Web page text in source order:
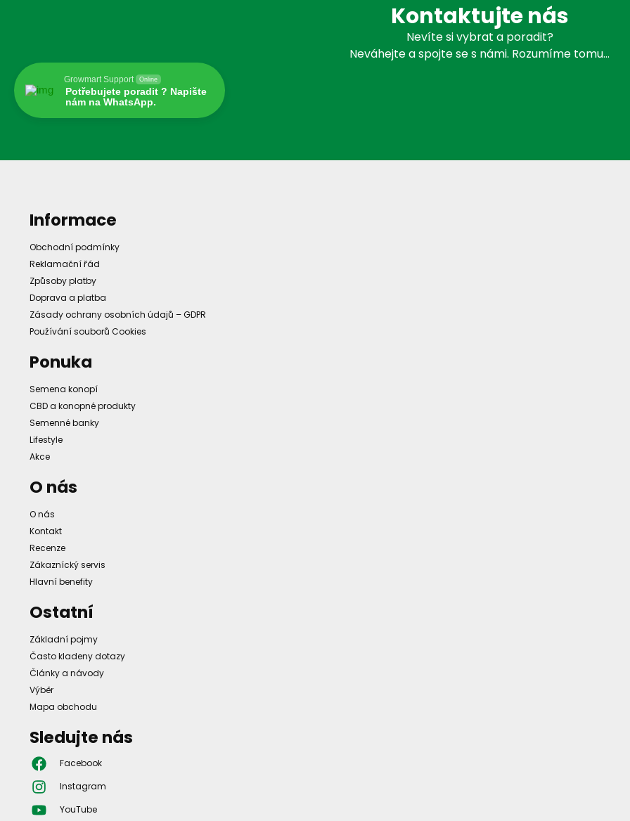
Kontaktujte nás
Nevíte si vybrat a poradit?
Neváhejte a spojte se s námi. Rozumíme tomu…
Growmart Support Online
Potřebujete poradit ? Napište
nám na WhatsApp.
Informace
Obchodní podmínky
Reklamační řád
Způsoby platby
Doprava a platba
Zásady ochrany osobních údajů – GDPR
Používání souborů Cookies
Ponuka
Semena konopí
CBD a konopné produkty
Semenné banky
Lifestyle
Akce
O nás
O nás
Kontakt
Recenze
Zákaznícký servis
Hlavní benefity
Ostatní
Základní pojmy
Často kladeny dotazy
Články a návody
Výběr
Mapa obchodu
Sledujte nás
Facebook
Instagram
YouTube